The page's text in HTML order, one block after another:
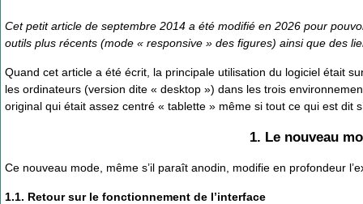
Cet petit article de septembre 2014 a été modifié en 2026 pour
outils plus récents (mode « responsive » des figures) ainsi que des
Quand cet article a été écrit, la principale utilisation du logiciel était
les ordinateurs (version dite « desktop ») dans les trois
original qui était assez centré « tablette » même si tout ce qui est dit
1. Le nouveau
Ce nouveau mode, même s’il paraît anodin, modifie en profondeur
1.1. Retour sur le fonctionnement de l’interface